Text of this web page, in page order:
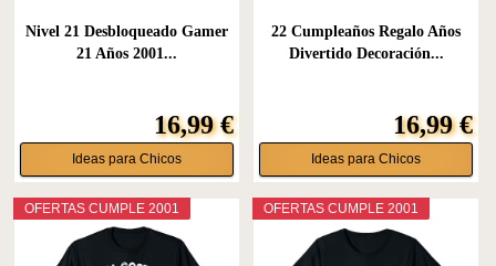
Nivel 21 Desbloqueado Gamer
21 Años 2001...
16,99 €
Ideas para Chicos
22 Cumpleaños Regalo Años
Divertido Decoración...
16,99 €
Ideas para Chicos
OFERTAS CUMPLE 2001 OFERTAS CUMPLE 2001